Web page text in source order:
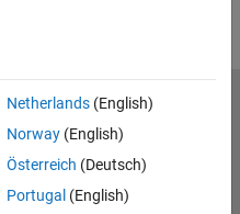
Netherlands(English)
Norway(English)
Österreich (Deutsch)
Portugal (English)
Estado de las aplicaciones